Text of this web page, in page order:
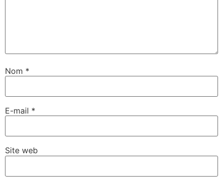
Nom *
E-mail *
Site web